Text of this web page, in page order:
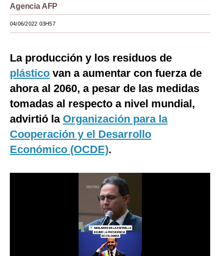
Estilos
Mundo
México
Internacional
Tecnología
Club del Suscriptor
Agencia AFP
04/06/2022 03H57
La producción y los residuos de
plástico van a aumentar con fuerza de
ahora al 2060, a pesar de las medidas
tomadas al respecto a nivel mundial,
advirtió la Organización para la
Cooperación y el Desarrollo
Económico (OCDE).